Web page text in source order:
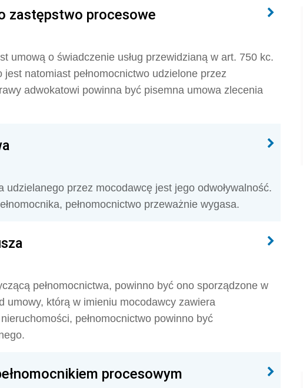
zastępstwo procesowe
umową o świadczenie usług przewidzianą w art. 750 kc.
natomiast pełnomocnictwo udzielone przez
adwokatowi powinna być pisemna umowa zlecenia
udzielanego przez mocodawcę jest jego odwoływalność.
pełnomocnictwo przeważnie wygasa.
pełnomocnictwa, powinno być ono sporządzone w
umowy, którą w imieniu mocodawcy zawiera
pełnomocnictwo powinno być
procesowym